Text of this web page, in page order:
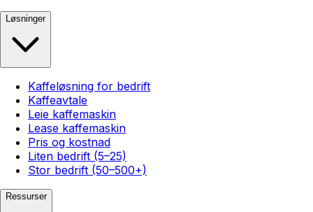
Løsninger
Kaffeløsning for bedrift
Kaffeavtale
Leie kaffemaskin
Lease kaffemaskin
Pris og kostnad
Liten bedrift (5–25)
Stor bedrift (50–500+)
Ressurser